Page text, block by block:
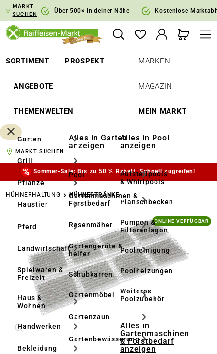
Zur Hauptnavigation springen
MARKT
SUCHEN
Über 500× in deiner Nähe Kostenlose
SORTIMENT PROSPEKT
ANGEBOTE
THEMENWELTEN
MARKEN
MAGAZIN
MEIN MARKT
Garten
Grill
Pflanze
Haustier
Pferd
Landwirtschaft
Spielwaren &
Freizeit
Haus &
Wohnen
Handwerken
Bekleidung
Alles in Garten
anzeigen
Pool
Gartenmaschinen &
Forstbedarf
Rasenmäher
Gartengeräte & -
helfer
Schubkarren
Gartenmöbel
Gartenzaun
Gartenbewässerung
Alles in Pool
anzeigen
Aufstellpools
& Whirlpools
Planschbecken
Pumpen &
Filteranlagen
Poolreinigung
Poolheizungen
Weiteres
Poolzubehör
Alles in
Gartenmaschinen
& Forstbedarf
anzeigen
MARKT SUCHEN
Sommer-Sale: Bis zu 50 % Rabatt. Schnell zugreifen!
HÜHNERHALTUNG HÜHNERTRÄNKE
Bildergalerie überspringen ONLINE VERFÜGBAR